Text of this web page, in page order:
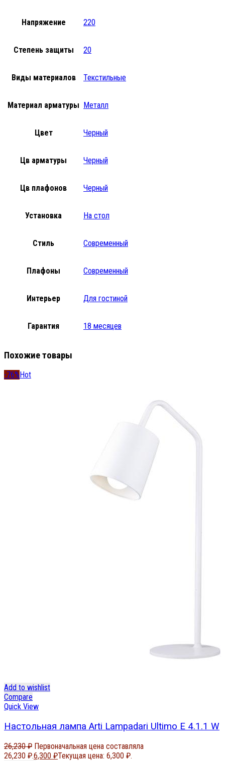
Напряжение 220
Степень защиты 20
Виды материалов Текстильные
Материал арматуры Металл
Цвет Черный
Цв арматуры Черный
Цв плафонов Черный
Установка На стол
Стиль Современный
Плафоны Современный
Интерьер Для гостиной
Гарантия 18 месяцев
Похожие товары
-76% Hot
Add to wishlist
Compare
Quick View
Настольная лампа Arti Lampadari Ultimo E 4.1.1 W
26,230₽ Первоначальная цена составляла
26,230 ₽.6,300 ₽Текущая цена: 6,300 ₽.